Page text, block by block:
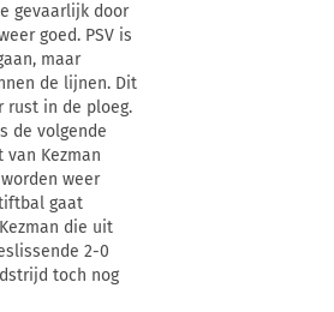
gevaarlijk door
goed. PSV is
maar
de lijnen. Dit
rust in de ploeg.
de volgende
Kezman
weer
gaat
die uit
2-0
toch nog